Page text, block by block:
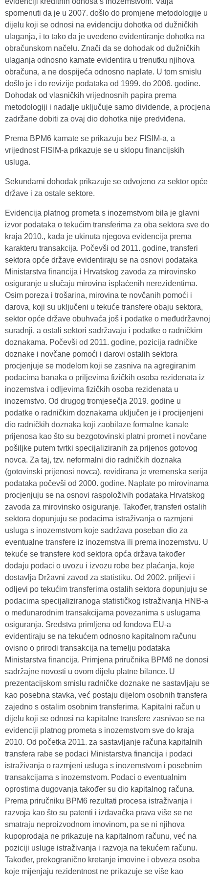
spomenuti da je u 2007. došlo do promjene metodologije u
dijelu koji se odnosi na evidenciju dohotka od dužničkih
ulaganja, i to tako da je uvedeno evidentiranje dohotka na
obračunskom načelu. Znači da se dohodak od dužničkih
ulaganja odnosno kamate evidentira u trenutku njihova
obračuna, a ne dospijeća odnosno naplate. U tom smislu
došlo je i do revizije podataka od 1999. do 2006. godine.
Dohodak od vlasničkih vrijednosnih papira prema
metodologiji i nadalje uključuje samo dividende, a procjena
zadržane dobiti za ovaj dio dohotka nije predviđena.
Prema BPM6 kamate se prikazuju bez FISIM-a, a
vrijednost FISIM-a prikazuje se u sklopu financijskih
usluga.
Sekundarni dohodak prikazuje se odvojeno za sektor opće
države i za ostale sektore.
Evidencija platnog prometa s inozemstvom bila je glavni
izvor podataka o tekućim transferima za oba sektora sve do
kraja 2010., kada je ukinuta njegova evidencija prema
karakteru transakcija. Počevši od 2011. godine, transferi
sektora opće države evidentiraju se na osnovi podataka
Ministarstva financija i Hrvatskog zavoda za mirovinsko
osiguranje u slučaju mirovina isplaćenih nerezidentima.
Osim poreza i trošarina, mirovina te novčanih pomoći i
darova, koji su uključeni u tekuće transfere obaju sektora,
sektor opće države obuhvaća još i podatke o međudržavnoj
suradnji, a ostali sektori sadržavaju i podatke o radničkim
doznakama. Počevši od 2011. godine, pozicija radničke
doznake i novčane pomoći i darovi ostalih sektora
procjenjuje se modelom koji se zasniva na agregiranim
podacima banaka o priljevima fizičkih osoba rezidenata iz
inozemstva i odljevima fizičkih osoba rezidenata u
inozemstvo. Od drugog tromjesečja 2019. godine u
podatke o radničkim doznakama uključen je i procijenjeni
dio radničkih doznaka koji zaobilaze formalne kanale
prijenosa kao što su bezgotovinski platni promet i novčane
pošiljke putem tvrtki specijaliziranih za prijenos gotovog
novca. Za taj, tzv. neformalni dio radničkih doznaka
(gotovinski prijenosi novca), revidirana je vremenska serija
podataka počevši od 2000. godine. Naplate po mirovinama
procjenjuju se na osnovi raspoloživih podataka Hrvatskog
zavoda za mirovinsko osiguranje. Također, transferi ostalih
sektora dopunjuju se podacima istraživanja o razmjeni
usluga s inozemstvom koje sadržava poseban dio za
eventualne transfere iz inozemstva ili prema inozemstvu. U
tekuće se transfere kod sektora opća država također
dodaju podaci o uvozu i izvozu robe bez plaćanja, koje
dostavlja Državni zavod za statistiku. Od 2002. priljevi i
odljevi po tekućim transferima ostalih sektora dopunjuju se
podacima specijaliziranoga statističkog istraživanja HNB-a
o međunarodnim transakcijama povezanima s uslugama
osiguranja. Sredstva primljena od fondova EU-a
evidentiraju se na tekućem odnosno kapitalnom računu
ovisno o prirodi transakcija na temelju podataka
Ministarstva financija. Primjena priručnika BPM6 ne donosi
sadržajne novosti u ovom dijelu platne bilance. U
prezentacijskom smislu radničke doznake ne sastavljaju se
kao posebna stavka, već postaju dijelom osobnih transfera
zajedno s ostalim osobnim transferima. Kapitalni račun u
dijelu koji se odnosi na kapitalne transfere zasnivao se na
evidenciji platnog prometa s inozemstvom sve do kraja
2010. Od početka 2011. za sastavljanje računa kapitalnih
transfera rabe se podaci Ministarstva financija i podaci
istraživanja o razmjeni usluga s inozemstvom i posebnim
transakcijama s inozemstvom. Podaci o eventualnim
oprostima dugovanja također su dio kapitalnog računa.
Prema priručniku BPM6 rezultati procesa istraživanja i
razvoja kao što su patenti i izdavačka prava više se ne
smatraju neproizvodnom imovinom, pa se ni njihova
kupoprodaja ne prikazuje na kapitalnom računu, već na
poziciji usluge istraživanja i razvoja na tekućem računu.
Također, prekogranično kretanje imovine i obveza osoba
koje mijenjaju rezidentnost ne prikazuje se više kao